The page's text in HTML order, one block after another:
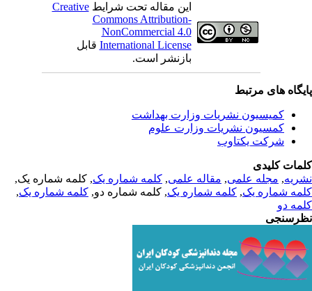
این مقاله تحت شرایطCreative
Commons Attribution-
NonCommercial 4.0
International Licenseقابل
بازنشر است.
های مرتبط
کمیسیون نشریات وزارت بهداشت
کمسیون نشریات وزارت علوم
شرکت یکتاوب
کلیدی
,مجله علمی, مقاله علمی, کلمه شماره یک, کلمه شماره یک,
شماره یک,کلمه شماره یک, کلمه شماره دو,کلمه شماره یک,
دو